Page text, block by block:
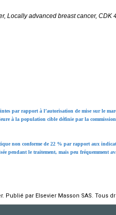
Locally advanced breast cancer,
par rapport à l’autorisation de mise sur le
à la population cible définie par la
non conforme de 22 % par rapport aux
pendant le traitement, mais peu fréquemment
Publié par Elsevier Masson SAS. Tous